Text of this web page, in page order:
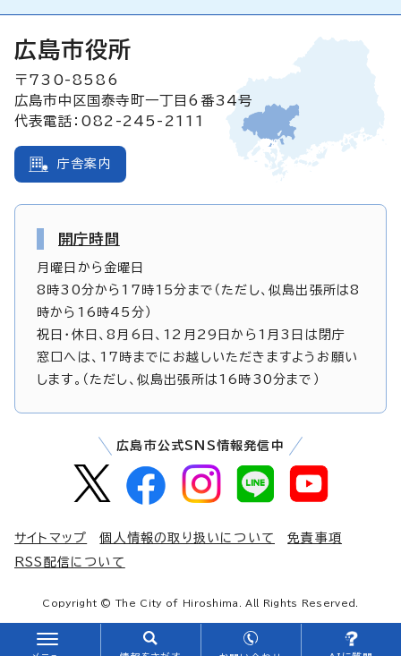
広島市役所
〒730-8586
広島市中区国泰寺町一丁目6番34号
代表電話：082-245-2111
庁舎案内
開庁時間
月曜日から金曜日
8時30分から17時15分まで（ただし、似島出張所は8
時から16時45分）
祝日・休日、8月6日、12月29日から1月3日は閉庁
窓口へは、17時までにお越しいただきますようお願い
します。（ただし、似島出張所は16時30分まで）
広島市公式SNS情報発信中
サイトマップ 個人情報の取り扱いについて
免責事項
RSS配信について
Copyright © The City of Hiroshima. All Rights Reserved.